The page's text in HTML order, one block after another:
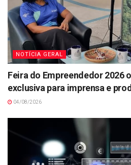
NOTÍCIA GERAL
Feira do Empreendedor 2026
exclusiva para imprensa e
04/08/2026